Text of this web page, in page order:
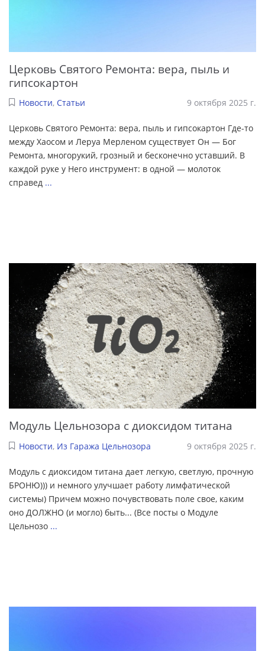
Церковь Святого Ремонта: вера, пыль и
гипсокартон
Новости, Статьи 9 октября 2025 г.
Церковь Святого Ремонта: вера, пыль и гипсокартон Где-то
между Хаосом и Леруа Мерленом существует Он — Бог
Ремонта, многорукий, грозный и бесконечно уставший. В
каждой руке у Него инструмент: в одной — молоток
справед ...
Модуль Цельнозора с диоксидом титана
Новости, Из Гаража Цельнозора 9 октября 2025 г.
Модуль с диоксидом титана дает легкую, светлую, прочную
БРОНЮ))) и немного улучшает работу лимфатической
системы) Причем можно почувствовать поле свое, каким
оно ДОЛЖНО (и могло) быть... (Все посты о Модуле
Цельнозо ...